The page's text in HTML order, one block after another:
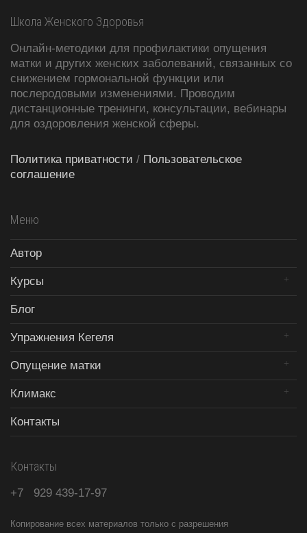
Школа Женского Здоровья
Онлайн-методики для профилактики опущения
матки и других женских заболеваний, связанных со
снижением гормональной функции или
послеродовыми изменениями. Проводим
дистанционные тренинги, консультации, вебинары
для оздоровления женской сферы.
Политика приватности / Пользовательское
соглашение
Меню
Автор
Курсы
Блог
Упражнения Кегеля
Опущение матки
Климакс
Контакты
Контакты
+7 929 439-17-97
Копирование всех материалов только с разрешения